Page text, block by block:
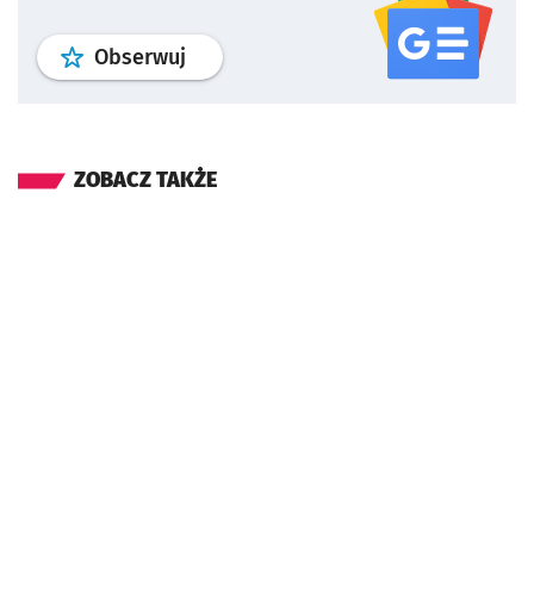
Obserwuj profil serwisu
ZOBACZ TAKŻE